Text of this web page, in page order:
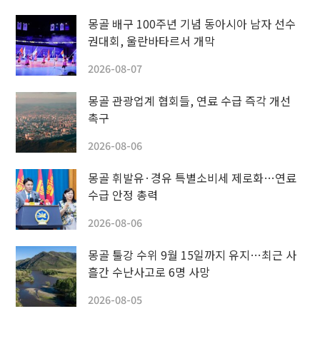
몽골 배구 100주년 기념 동아시아 남자 선수
권대회, 울란바타르서 개막
2026-08-07
몽골 관광업계 협회들, 연료 수급 즉각 개선
촉구
2026-08-06
몽골 휘발유·경유 특별소비세 제로화…연료
수급 안정 총력
2026-08-06
몽골 툴강 수위 9월 15일까지 유지…최근 사
흘간 수난사고로 6명 사망
2026-08-05